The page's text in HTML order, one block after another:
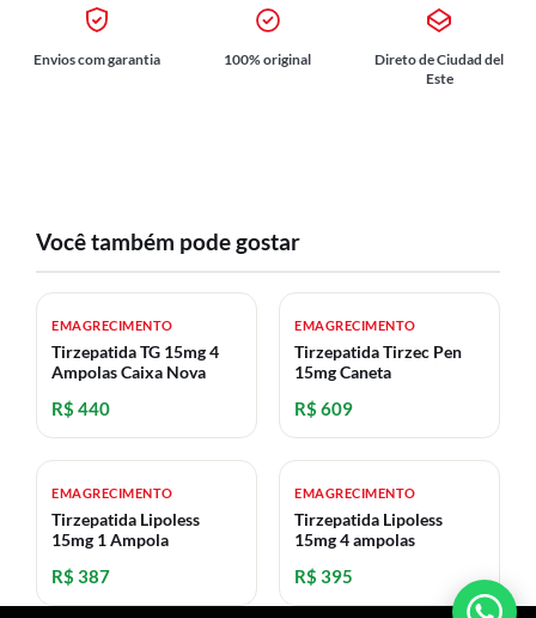
Envios com garantia 100% original
Direto de Ciudad del
Este
Você também pode gostar
EMAGRECIMENTO
Tirzepatida TG 15mg 4
Ampolas Caixa Nova
R$ 440
EMAGRECIMENTO
Tirzepatida Tirzec Pen
15mg Caneta
R$ 609
EMAGRECIMENTO
Tirzepatida Lipoless
15mg 1 Ampola
R$ 387
EMAGRECIMENTO
Tirzepatida Lipoless
15mg 4 ampolas
R$ 395